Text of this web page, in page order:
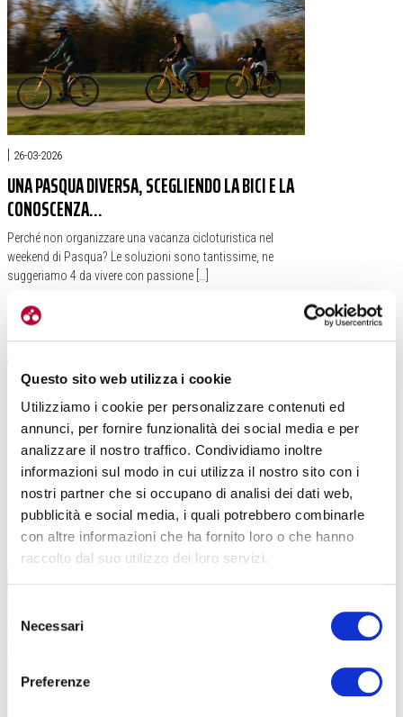
Questo sito web utilizza i cookie
Utilizziamo i cookie per personalizzare contenuti ed
annunci, per fornire funzionalità dei social media e per
analizzare il nostro traffico. Condividiamo inoltre
informazioni sul modo in cui utilizza il nostro sito con i
nostri partner che si occupano di analisi dei dati web,
pubblicità e social media, i quali potrebbero combinarle
con altre informazioni che ha fornito loro o che hanno
raccolto dal suo utilizzo dei loro servizi.
delNecessari
Preferenze
| 26-03-2026
UNA PASQUA DIVERSA, SCEGLIENDO LA BICI E LA
CONOSCENZA…
Perché non organizzare una vacanza cicloturistica nel
weekend di Pasqua? Le soluzioni sono tantissime, ne
suggeriamo 4 da vivere con passione […]
#PASQUA
#GRANDE ANELLO DEI BORGHI ASCOLANI
TUTTE LE CATEGORIE DEL MAGAZINE